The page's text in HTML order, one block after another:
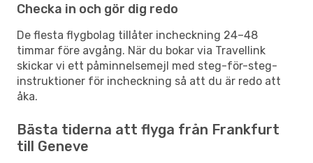
Checka in och gör dig redo
De flesta flygbolag tillåter incheckning 24–48
timmar före avgång. När du bokar via Travellink
skickar vi ett påminnelsemejl med steg-för-steg-
instruktioner för incheckning så att du är redo att
åka.
Bästa tiderna att flyga från Frankfurt
till Geneve